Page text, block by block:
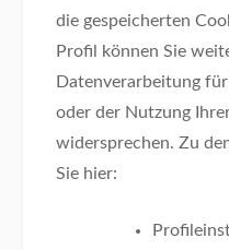
die gespeicherten
Profil können Sie
Datenverarbeitung
oder der Nutzung
widersprechen. Zu
Sie hier: